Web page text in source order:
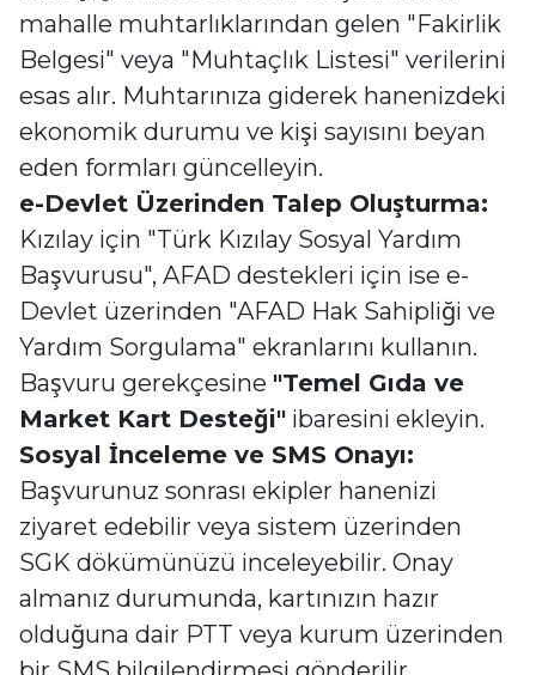
mahalle muhtarlıklarından gelen "Fakirlik
Belgesi" veya "Muhtaçlık Listesi" verilerini
esas alır. Muhtarınıza giderek hanenizdeki
ekonomik durumu ve kişi sayısını beyan
eden formları güncelleyin.
e-Devlet Üzerinden Talep Oluşturma:
Kızılay için "Türk Kızılay Sosyal Yardım
Başvurusu", AFAD destekleri için ise e-
Devlet üzerinden "AFAD Hak Sahipliği ve
Yardım Sorgulama" ekranlarını kullanın.
Başvuru gerekçesine "Temel Gıda ve
Market Kart Desteği" ibaresini ekleyin.
Sosyal İnceleme ve SMS Onayı:
Başvurunuz sonrası ekipler hanenizi
ziyaret edebilir veya sistem üzerinden
SGK dökümünüzü inceleyebilir. Onay
almanız durumunda, kartınızın hazır
olduğuna dair PTT veya kurum üzerinden